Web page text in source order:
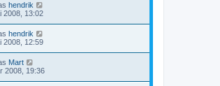
hendrik
2008, 13:02
hendrik
2008, 12:59
Mart
2008, 19:36